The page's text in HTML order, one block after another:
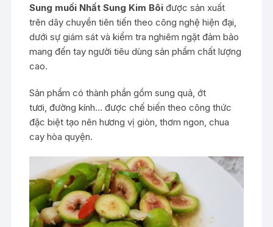
Sung muối Nhất Sung Kim Bôi được sản xuất
trên dây chuyền tiên tiến theo công nghệ hiện đại,
dưới sự giám sát và kiểm tra nghiêm ngặt đảm bảo
mang đến tay người tiêu dùng sản phẩm chất lượng
cao.
Sản phẩm có thành phần gồm sung quả, ớt
tươi,đường kính… được chế biến theo công thức
đặc biệt tạo nên hương vị giòn, thơm ngon, chua
cay hòa quyện.